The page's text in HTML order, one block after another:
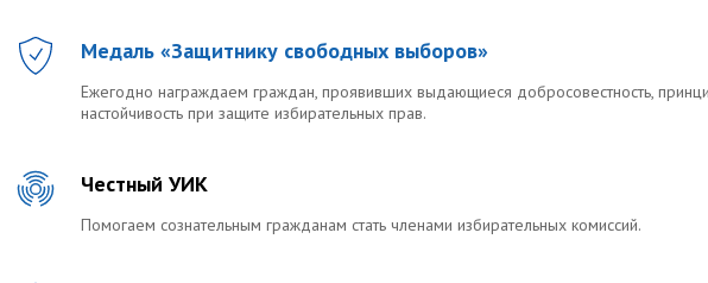
Медаль «Защитнику свободных выборов»
Ежегодно награждаем граждан, проявивших выдающиеся добросовестность,
настойчивость при защите избирательных прав.
Честный УИК
Помогаем сознательным гражданам стать членами избирательных комиссий.